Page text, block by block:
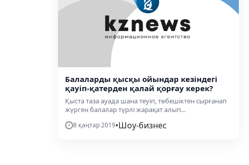
Балаларды қысқы ойындар кезіндегі
қауіп-қатерден қалай қорғау керек?
Қыста таза ауада шана теуіп, төбешіктен сырғанап
жүрген балалар түрлі жарақат алып...
8 қаңтар 2019•Шоу-бизнес